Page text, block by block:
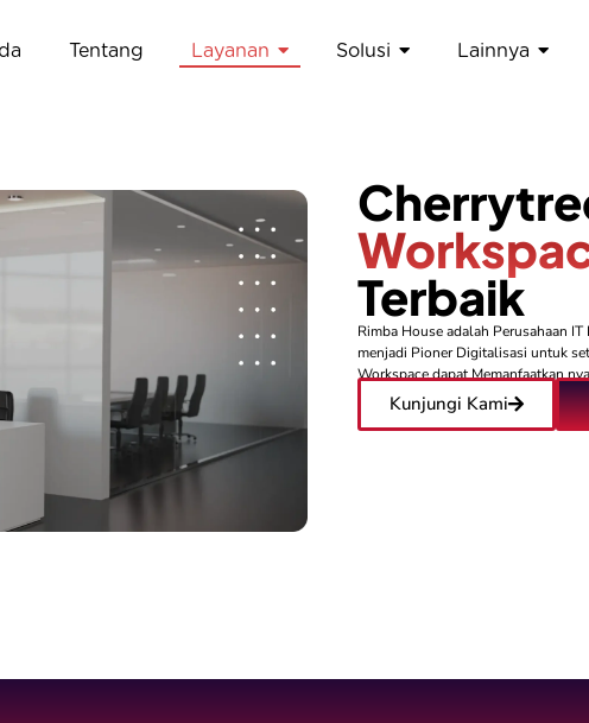
Tentang Layanan Solusi Lainnya
Terbaik
Rimba House adalah Perusahaan
menjadi Pioner Digitalisasi untuk
Workspace dapat Memanfaatkan
Kunjungi Kami